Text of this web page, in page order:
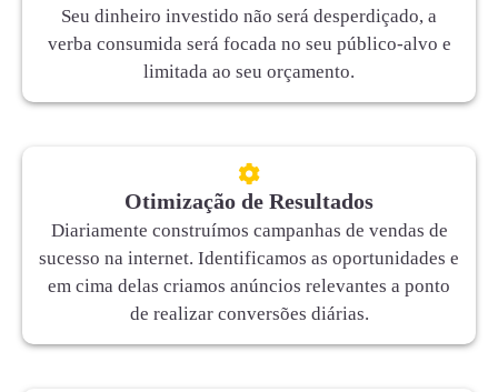
Seu dinheiro investido não será desperdiçado, a
verba consumida será focada no seu público-alvo e
limitada ao seu orçamento.
Otimização de Resultados
Diariamente construímos campanhas de vendas de
sucesso na internet. Identificamos as oportunidades e
em cima delas criamos anúncios relevantes a ponto
de realizar conversões diárias.